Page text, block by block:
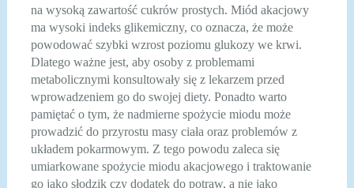
na wysoką zawartość cukrów prostych. Miód akacjowy
ma wysoki indeks glikemiczny, co oznacza, że może
powodować szybki wzrost poziomu glukozy we krwi.
Dlatego ważne jest, aby osoby z problemami
metabolicznymi konsultowały się z lekarzem przed
wprowadzeniem go do swojej diety. Ponadto warto
pamiętać o tym, że nadmierne spożycie miodu może
prowadzić do przyrostu masy ciała oraz problemów z
układem pokarmowym. Z tego powodu zaleca się
umiarkowane spożycie miodu akacjowego i traktowanie
go jako słodzik czy dodatek do potraw, a nie jako